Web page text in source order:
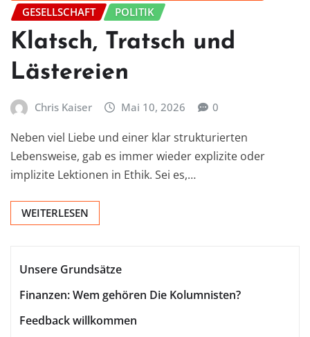
GESELLSCHAFT
POLITIK
Klatsch, Tratsch und
Lästereien
Chris Kaiser Mai 10, 2026 0
Neben viel Liebe und einer klar strukturierten
Lebensweise, gab es immer wieder explizite oder
implizite Lektionen in Ethik. Sei es,…
WEITERLESEN
Unsere Grundsätze
Finanzen: Wem gehören Die Kolumnisten?
Feedback willkommen